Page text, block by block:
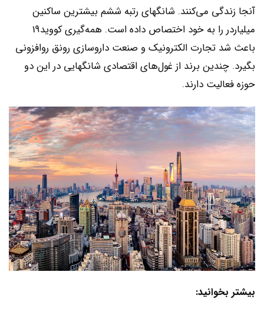
آنجا زندگی می‌کنند. شانگهای رتبه ششم بیشترین ساکنین
میلیاردر را به خود اختصاص داده است. همه‌گیری کووید19
باعث شد تجارت الکترونیک و صنعت داروسازی رونق روافزونی
بگیرد. چندین برند از غول‌های اقتصادی شانگهایی در این دو
حوزه فعالیت دارند.
بیشتر بخوانید: